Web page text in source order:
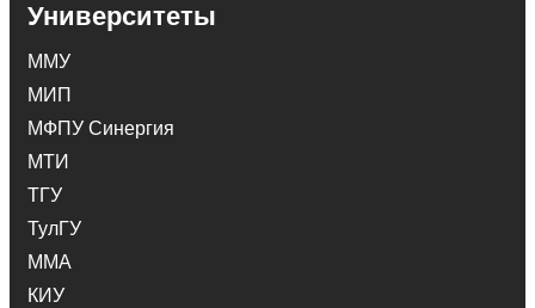
Университеты
ММУ
МИП
МФПУ Синергия
МТИ
ТГУ
ТулГУ
ММА
КИУ